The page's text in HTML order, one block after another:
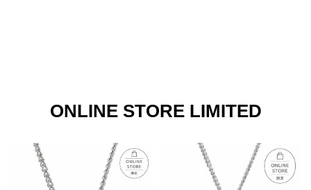
ONLINE STORE LIMITED